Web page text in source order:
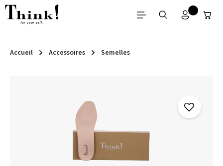
Passer au contenu principal
Accueil Accessoires Semelles